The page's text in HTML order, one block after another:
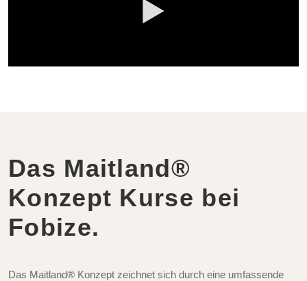
Das Maitland®
Konzept Kurse bei
Fobize.
Das Maitland® Konzept zeichnet sich durch eine umfassende